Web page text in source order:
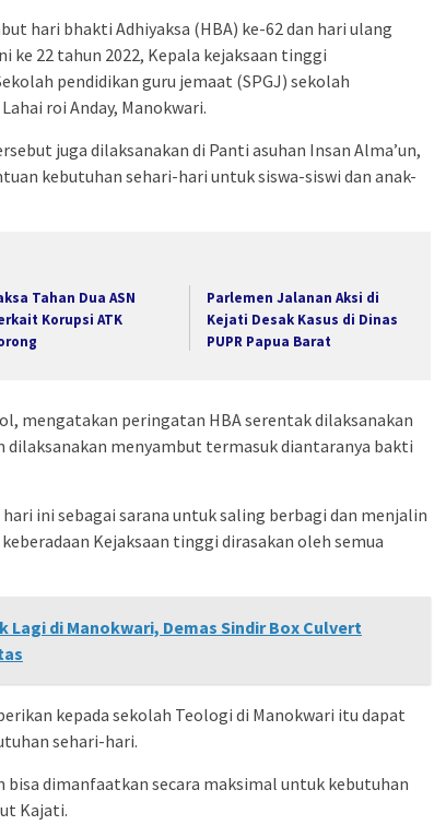
hari bhakti Adhiyaksa (HBA) ke-62 dan hari ulang
ke 22 tahun 2022, Kepala kejaksaan tinggi
pendidikan guru jemaat (SPGJ) sekolah
roi Anday, Manokwari.
juga dilaksanakan di Panti asuhan Insan Alma’un,
kebutuhan sehari-hari untuk siswa-siswi dan anak-
Tahan Dua ASN
Korupsi ATK
Parlemen Jalanan Aksi di
Kejati Desak Kasus di Dinas
PUPR Papua Barat
mengatakan peringatan HBA serentak dilaksanakan
dilaksanakan menyambut termasuk diantaranya bakti
ini sebagai sarana untuk saling berbagi dan menjalin
Kejaksaan tinggi dirasakan oleh semua
Lagi di Manokwari, Demas Sindir Box Culvert
kepada sekolah Teologi di Manokwari itu dapat
sehari-hari.
bisa dimanfaatkan secara maksimal untuk kebutuhan
Kajati.